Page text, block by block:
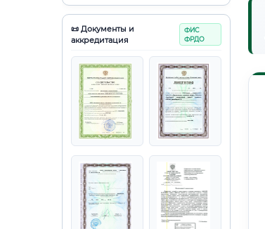
📜 Документы и
аккредитация
ФИС
ФРДО